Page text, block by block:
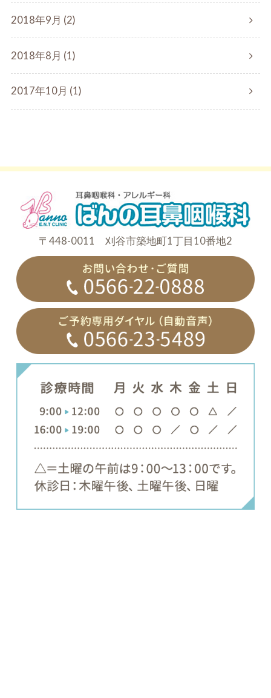
2018年9月 (2)
2018年8月 (1)
2017年10月 (1)
〒448-0011 刈谷市築地町1丁目10番地2